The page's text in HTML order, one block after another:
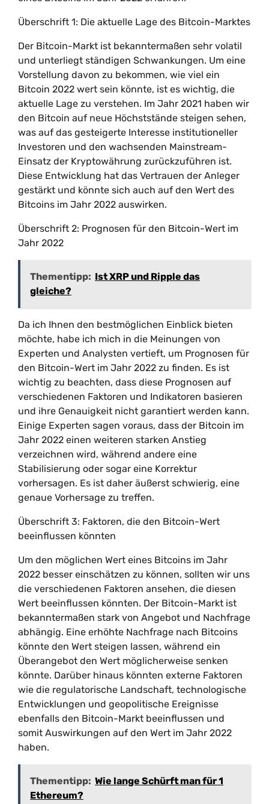
Überschrift 1: Die aktuelle Lage des Bitcoin-Marktes
Der Bitcoin-Markt ist bekanntermaßen sehr volatil
und unterliegt ständigen Schwankungen. Um eine
Vorstellung davon zu bekommen, wie viel ein
Bitcoin 2022 wert sein könnte, ist es wichtig, die
aktuelle Lage zu verstehen. Im Jahr 2021 haben wir
den Bitcoin auf neue Höchststände steigen sehen,
was auf das gesteigerte Interesse institutioneller
Investoren und den wachsenden Mainstream-
Einsatz der Kryptowährung zurückzuführen ist.
Diese Entwicklung hat das Vertrauen der Anleger
gestärkt und könnte sich auch auf den Wert des
Bitcoins im Jahr 2022 auswirken.
Überschrift 2: Prognosen für den Bitcoin-Wert im
Jahr 2022
Thementipp: Ist XRP und Ripple das
gleiche?
Da ich Ihnen den bestmöglichen Einblick bieten
möchte, habe ich mich in die Meinungen von
Experten und Analysten vertieft, um Prognosen für
den Bitcoin-Wert im Jahr 2022 zu finden. Es ist
wichtig zu beachten, dass diese Prognosen auf
verschiedenen Faktoren und Indikatoren basieren
und ihre Genauigkeit nicht garantiert werden kann.
Einige Experten sagen voraus, dass der Bitcoin im
Jahr 2022 einen weiteren starken Anstieg
verzeichnen wird, während andere eine
Stabilisierung oder sogar eine Korrektur
vorhersagen. Es ist daher äußerst schwierig, eine
genaue Vorhersage zu treffen.
Überschrift 3: Faktoren, die den Bitcoin-Wert
beeinflussen könnten
Um den möglichen Wert eines Bitcoins im Jahr
2022 besser einschätzen zu können, sollten wir uns
die verschiedenen Faktoren ansehen, die diesen
Wert beeinflussen könnten. Der Bitcoin-Markt ist
bekanntermaßen stark von Angebot und Nachfrage
abhängig. Eine erhöhte Nachfrage nach Bitcoins
könnte den Wert steigen lassen, während ein
Überangebot den Wert möglicherweise senken
könnte. Darüber hinaus könnten externe Faktoren
wie die regulatorische Landschaft, technologische
Entwicklungen und geopolitische Ereignisse
ebenfalls den Bitcoin-Markt beeinflussen und
somit Auswirkungen auf den Wert im Jahr 2022
haben.
Thementipp: Wie lange Schürft man für 1
Ethereum?